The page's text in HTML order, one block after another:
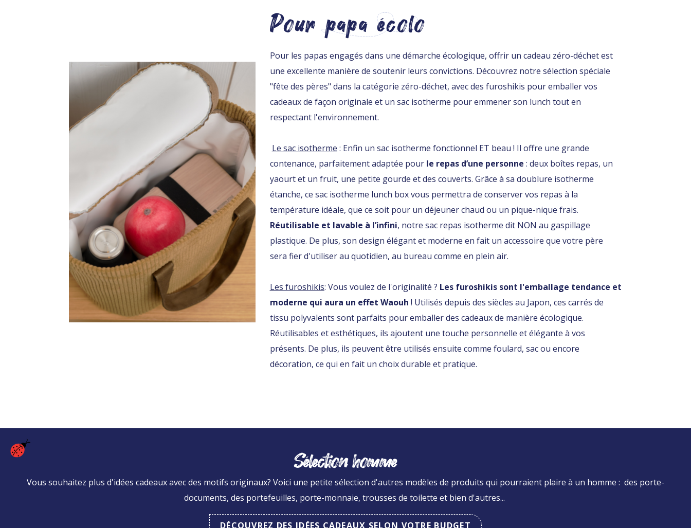
Pour papa écolo
Pour les papas engagés dans une démarche écologique, offrir un cadeau zéro-déchet est
une excellente manière de soutenir leurs convictions. Découvrez notre sélection spéciale
"fête des pères" dans la catégorie zéro-déchet, avec des furoshikis pour emballer vos
cadeaux de façon originale et un sac isotherme pour emmener son lunch tout en
respectant l'environnement.
Le sac isotherme : Enfin un sac isotherme fonctionnel ET beau ! Il offre une grande
contenance, parfaitement adaptée pour le repas d’une personne : deux boîtes repas, un
yaourt et un fruit, une petite gourde et des couverts. Grâce à sa doublure isotherme
étanche, ce sac isotherme lunch box vous permettra de conserver vos repas à la
température idéale, que ce soit pour un déjeuner chaud ou un pique-nique frais.
Réutilisable et lavable à l’infini, notre sac repas isotherme dit NON au gaspillage
plastique. De plus, son design élégant et moderne en fait un accessoire que votre père
sera fier d'utiliser au quotidien, au bureau comme en plein air.
Les furoshikis: Vous voulez de l'originalité ? Les furoshikis sont l'emballage tendance et
moderne qui aura un effet Waouh ! Utilisés depuis des siècles au Japon, ces carrés de
tissu polyvalents sont parfaits pour emballer des cadeaux de manière écologique.
Réutilisables et esthétiques, ils ajoutent une touche personnelle et élégante à vos
présents. De plus, ils peuvent être utilisés ensuite comme foulard, sac ou encore
décoration, ce qui en fait un choix durable et pratique.
Sélection homme
Vous souhaitez plus d'idées cadeaux avec des motifs originaux? Voici une petite sélection d'autres modèles de produits qui pourraient plaire à un homme : des porte-
documents, des portefeuilles, porte-monnaie, trousses de toilette et bien d'autres...
DÉCOUVREZ DES IDÉES CADEAUX SELON VOTRE BUDGET